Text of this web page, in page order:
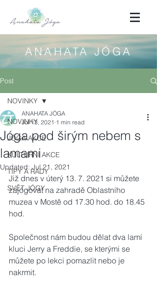
ANAHATA JÓGA
Post
NOVINKY
JÓGA AKCE
KULTURNÍ AKCE
TIPY A RADY
SVĚT JÓGY
NOVINKY
Jóga pod širým nebem s
lamami
ANAHATA JÓGA
Jul 13, 2021 1 min read
Updated:Jul 21, 2021
Již dnes v úterý 13. 7. 2021 si můžete
zajógovat na zahradě Oblastního
muzea v Mostě od 17.30 hod. do 18.45
hod.
Společnost nám budou dělat dva lamí
kluci Jerry a Freddie, se kterými se
můžete po lekci pomazlit nebo je
nakrmit.